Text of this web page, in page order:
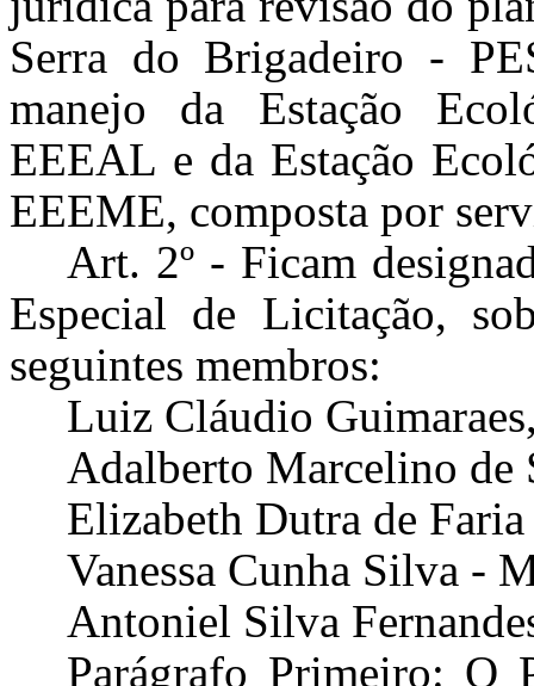
Serra do Brigadeiro -
manejo da Estação
EEEAL e da Estação
EEEME, composta por
Art. 2º - Ficam
Especial de Licitação,
seguintes membros:
Luiz Cláudio
Adalberto Marcelino de
Elizabeth Dutra de
Vanessa Cunha Silva -
Antoniel Silva
Parágrafo Primeiro: O